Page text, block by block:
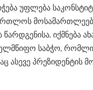
უფლება
იქმნება
საბჭო,
ასევე პრეზიდენტის